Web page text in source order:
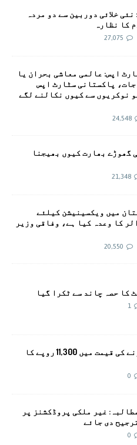
خلائی دوربین سے دو مردہ
کا نظارہ
27,075
اپس: عالمی معاشی بحران یا
پاکستانی سٹارٹ اپس
نوکریوں سے کیوں نکالنے لگے
24,548
گھوڑے بھارت کیوں بھیجنا
21,348
میں ویکسینیشن کیلئے
ڈالر کا وعدہ کیا ہے، وفاقی وزیر
20,550
کا حصہ چاند سے ٹکرا گیا
1
پاکستان میں سونے کی قیمت میں 11,300 روپے کا
0
غیر ملکی پروڈکشنز پر
دی جائے
0